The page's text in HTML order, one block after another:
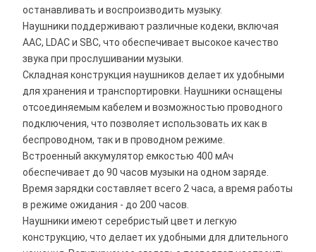
останавливать и воспроизводить музыку.
Наушники поддерживают различные кодеки, включая
AAC, LDAC и SBC, что обеспечивает высокое качество
звука при прослушивании музыки.
Складная конструкция наушников делает их удобными
для хранения и транспортировки. Наушники оснащены
отсоединяемым кабелем и возможностью проводного
подключения, что позволяет использовать их как в
беспроводном, так и в проводном режиме.
Встроенный аккумулятор емкостью 400 мАч
обеспечивает до 90 часов музыки на одном заряде.
Время зарядки составляет всего 2 часа, а время работы
в режиме ожидания - до 200 часов.
Наушники имеют серебристый цвет и легкую
конструкцию, что делает их удобными для длительного